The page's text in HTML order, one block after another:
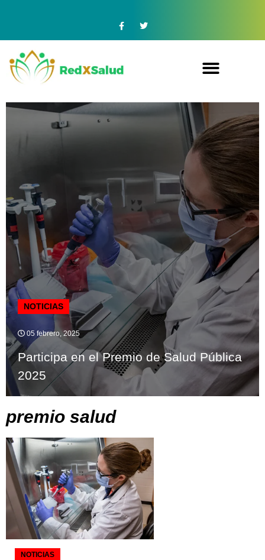
NOTICIAS
05 febrero, 2025
Participa en el Premio de Salud Pública
2025
premio salud
NOTICIAS